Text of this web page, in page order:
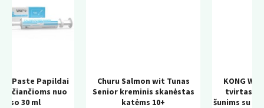
Churu Salmon wit Tunas
Senior kreminis skanėstas
KONG Wild Knots Bear –
tvirtas pliušinis žaislas
šunims su virvės